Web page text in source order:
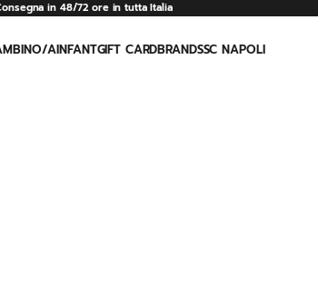
in 48/72 ore in tutta Italia
AINFANTGIFT CARDBRANDSSC NAPOLI